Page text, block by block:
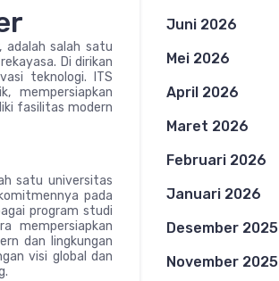
adalah salah satu
Di dirikan
teknologi. ITS
mempersiapkan
fasilitas modern
satu universitas
pada
program studi
mempersiapkan
dan lingkungan
visi global dan
Juni 2026
Mei 2026
April 2026
Maret 2026
Februari 2026
Januari 2026
Desember 2025
November 2025